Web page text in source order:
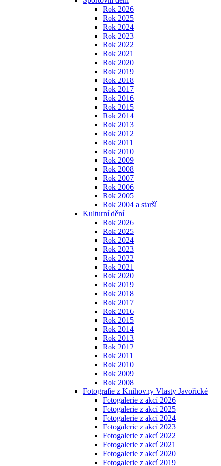
Rok 2026
Rok 2025
Rok 2024
Rok 2023
Rok 2022
Rok 2021
Rok 2020
Rok 2019
Rok 2018
Rok 2017
Rok 2016
Rok 2015
Rok 2014
Rok 2013
Rok 2012
Rok 2011
Rok 2010
Rok 2009
Rok 2008
Rok 2007
Rok 2006
Rok 2005
Rok 2004 a starší
Kulturní dění
Rok 2026
Rok 2025
Rok 2024
Rok 2023
Rok 2022
Rok 2021
Rok 2020
Rok 2019
Rok 2018
Rok 2017
Rok 2016
Rok 2015
Rok 2014
Rok 2013
Rok 2012
Rok 2011
Rok 2010
Rok 2009
Rok 2008
Fotografie z Knihovny Vlasty Javořické
Fotogalerie z akcí 2026
Fotogalerie z akcí 2025
Fotogalerie z akcí 2024
Fotogalerie z akcí 2023
Fotogalerie z akcí 2022
Fotogalerie z akcí 2021
Fotogalerie z akcí 2020
Fotogalerie z akcí 2019